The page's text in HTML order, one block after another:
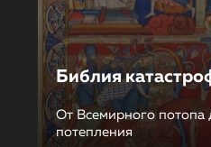
Библия
От Всемирного потопа
потепления